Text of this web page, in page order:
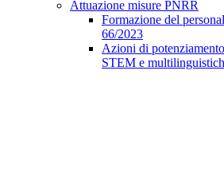
Attuazione misure PNRR
Formazione del
66/2023
Azioni di
STEM e